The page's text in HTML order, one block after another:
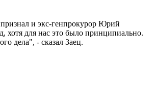
и экс-генпрокурор Юрий
хотя для нас это было принципиально.
дела", - сказал Заец.